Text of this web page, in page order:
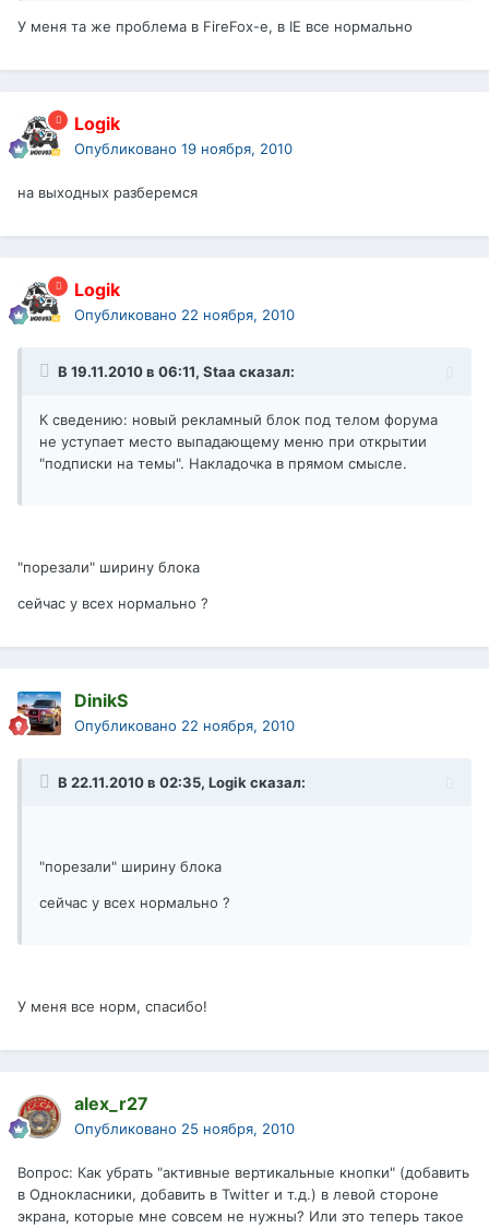
У меня та же проблема в FireFox-e, в IE все нормально
Logik
Опубликовано 19 ноября, 2010
на выходных разберемся
Logik
Опубликовано 22 ноября, 2010
В 19.11.2010 в 06:11, Staa сказал:
К сведению: новый рекламный блок под телом форума
не уступает место выпадающему меню при открытии
"подписки на темы". Накладочка в прямом смысле.
"порезали" ширину блока
сейчас у всех нормально ?
DinikS
Опубликовано 22 ноября, 2010
В 22.11.2010 в 02:35, Logik сказал:
"порезали" ширину блока
сейчас у всех нормально ?
У меня все норм, спасибо!
alex_r27
Опубликовано 25 ноября, 2010
Вопрос: Как убрать "активные вертикальные кнопки" (добавить
в Однокласники, добавить в Twitter и т.д.) в левой стороне
экрана, которые мне совсем не нужны? Или это теперь такое